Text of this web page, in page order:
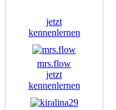
jetzt
kennenlernen
mrs.flow
jetzt
kennenlernen